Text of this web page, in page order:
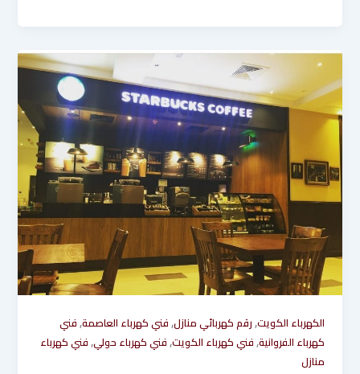
الكهرباء الكويت,رقم كهربائي منازل,فني كهرباء العاصمة,فني
كهرباء الفروانية,فني كهرباء الكويت,فني كهرباء حولي,فني كهرباء
منازل